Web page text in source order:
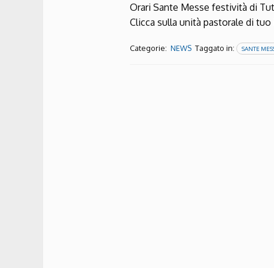
Orari Sante Messe festività di
Clicca sulla unità pastorale di
Categorie: NEWS Taggato in: SANTE